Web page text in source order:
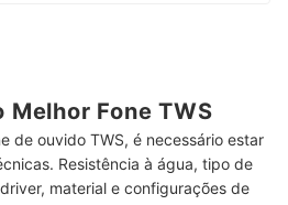
Melhor Fone TWS
de ouvido TWS, é necessário estar
Resistência à água, tipo de
material e configurações de